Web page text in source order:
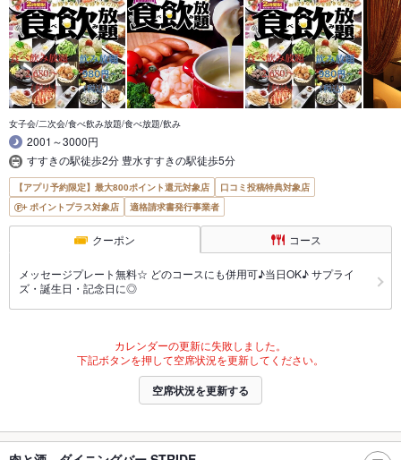
女子会/二次会/食べ飲み放題/食べ放題/飲み
2001～3000円
すすきの駅徒歩2分 豊水すすきの駅徒歩5分
【アプリ予約限定】最大800ポイント還元対象店
口コミ投稿特典対象店
ポイントプラス対象店
適格請求書発行事業者
クーポン コース
メッセージプレート無料☆ どのコースにも併用可♪当日OK♪ サプライ
ズ・誕生日・記念日に◎
カレンダーの更新に失敗しました。
下記ボタンを押して空席状況を更新してください。
空席状況を更新する